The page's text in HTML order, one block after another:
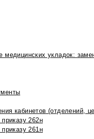
медицинских укладок:
кабинетов (отделений,
262н
261н